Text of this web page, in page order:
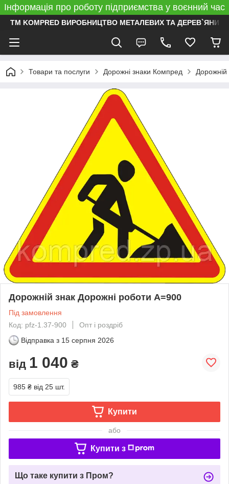
Інформація про роботу підприємства у воєнний час
ТМ KOMPRED ВИРОБНИЦТВО МЕТАЛЕВИХ ТА ДЕРЕВ`ЯНИХ
Товари та послуги Дорожні знаки Компред
Дорожній знак Дорожні роботи А=900
Під замовлення
Код: pfz-1.37-900
Опт і роздріб
Відправка з 15 серпня 2026
від 1 040 ₴
985 ₴ від 25 шт.
Купити
або
Купити з
Що таке купити з Пром?